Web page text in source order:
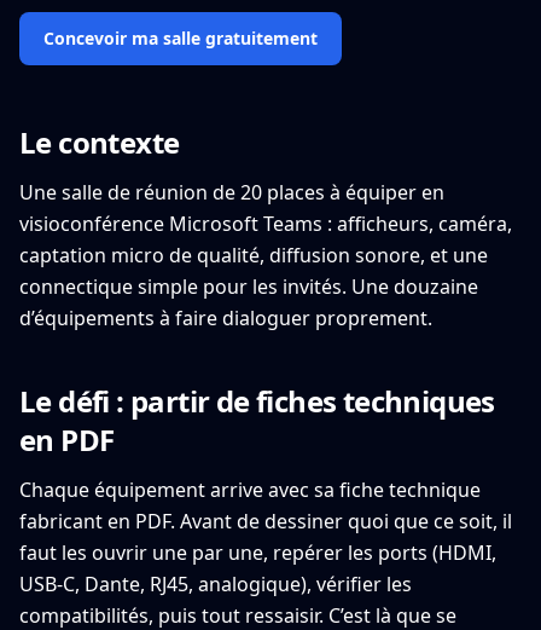
Concevoir ma salle gratuitement
Le contexte
Une salle de réunion de 20 places à équiper en
visioconférence Microsoft Teams : afficheurs, caméra,
captation micro de qualité, diffusion sonore, et une
connectique simple pour les invités. Une douzaine
d’équipements à faire dialoguer proprement.
Le défi : partir de fiches techniques
en PDF
Chaque équipement arrive avec sa fiche technique
fabricant en PDF. Avant de dessiner quoi que ce soit, il
faut les ouvrir une par une, repérer les ports (HDMI,
USB-C, Dante, RJ45, analogique), vérifier les
compatibilités, puis tout ressaisir. C’est là que se